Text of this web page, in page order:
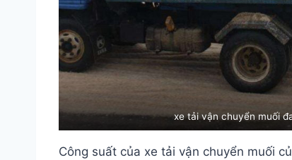
xe tải vận chuyển muối
Công suất của xe tải vận chuyển muối